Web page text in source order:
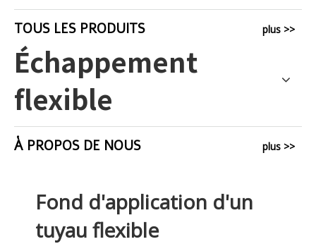
TOUS LES PRODUITS plus >>
Échappement
flexible
À PROPOS DE NOUS plus >>
Fond d'application d'un
tuyau flexible